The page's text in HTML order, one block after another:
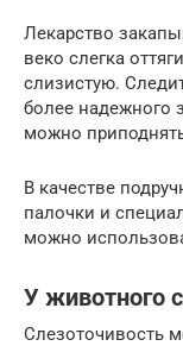
Лекарство
веко слегка
слизистую.
более надежного
можно
В качестве
палочки и
можно
У животного
Слезоточивость